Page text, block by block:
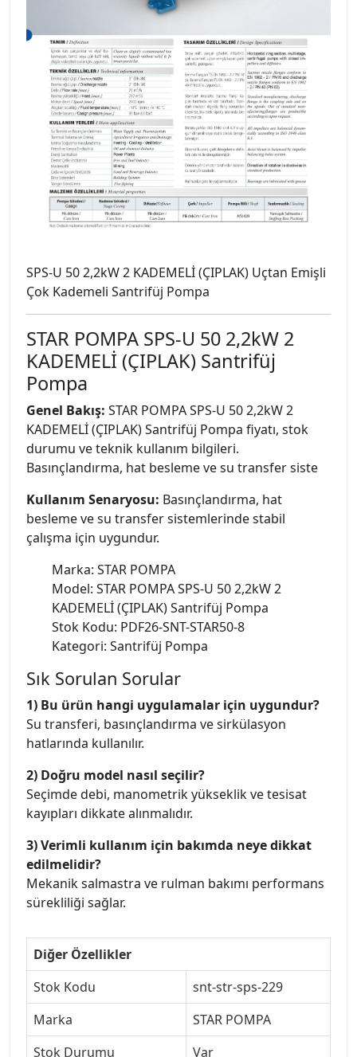
SPS-U 50 2,2kW 2 KADEMELİ (ÇIPLAK) Uçtan Emişli
Çok Kademeli Santrifüj Pompa
STAR POMPA SPS-U 50 2,2kW 2
KADEMELİ (ÇIPLAK) Santrifüj
Pompa
Genel Bakış: STAR POMPA SPS-U 50 2,2kW 2
KADEMELİ (ÇIPLAK) Santrifüj Pompa fiyatı, stok
durumu ve teknik kullanım bilgileri.
Basınçlandırma, hat besleme ve su transfer siste
Kullanım Senaryosu: Basınçlandırma, hat
besleme ve su transfer sistemlerinde stabil
çalışma için uygundur.
Marka: STAR POMPA
Model: STAR POMPA SPS-U 50 2,2kW 2
KADEMELİ (ÇIPLAK) Santrifüj Pompa
Stok Kodu: PDF26-SNT-STAR50-8
Kategori: Santrifüj Pompa
Sık Sorulan Sorular
1) Bu ürün hangi uygulamalar için uygundur?
Su transferi, basınçlandırma ve sirkülasyon
hatlarında kullanılır.
2) Doğru model nasıl seçilir?
Seçimde debi, manometrik yükseklik ve tesisat
kayıpları dikkate alınmalıdır.
3) Verimli kullanım için bakımda neye dikkat
edilmelidir?
Mekanik salmastra ve rulman bakımı performans
sürekliliği sağlar.
Diğer Özellikler
Stok Kodu
snt-str-sps-229
Marka
STAR POMPA
Stok Durumu
Var